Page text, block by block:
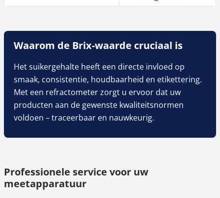
Waarom de Brix-waarde cruciaal is
Het suikergehalte heeft een directe invloed op
smaak, consistentie, houdbaarheid en etikettering.
Met een refractometer zorgt u ervoor dat uw
producten aan de gewenste kwaliteitsnormen
voldoen – traceerbaar en nauwkeurig.
Professionele service voor uw
meetapparatuur